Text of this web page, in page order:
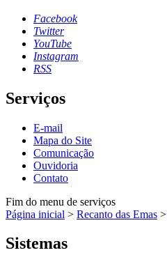
Facebook
Twitter
YouTube
Instagram
RSS
Serviços
E-mail
Mapa do Site
Comunicação
Ouvidoria
Contato
Fim do menu de serviços
Página inicial > Recanto das Emas >
Sistemas